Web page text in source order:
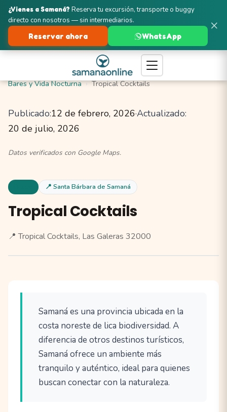
Turismo en Samaná
Santa Bárbara de Samaná
Bares y Vida Nocturna
Tropical Cocktails
Publicado:12 de febrero, 2026·Actualizado:
20 de julio, 2026
Datos verificados con Google Maps.
📍 Santa Bárbara de Samaná
Tropical Cocktails
📍 Tropical Cocktails, Las Galeras 32000
Samaná es una provincia ubicada en la
costa noreste de lica biodiversidad. A
diferencia de otros destinos turísticos,
Samaná ofrece un ambiente más
tranquilo y auténtico, ideal para quienes
buscan conectar con la naturaleza.
×
¿Vienes a Samaná? Reserva tu excursión, transporte o buggy
directo con nosotros — sin intermediarios.
Reservar ahora WhatsApp